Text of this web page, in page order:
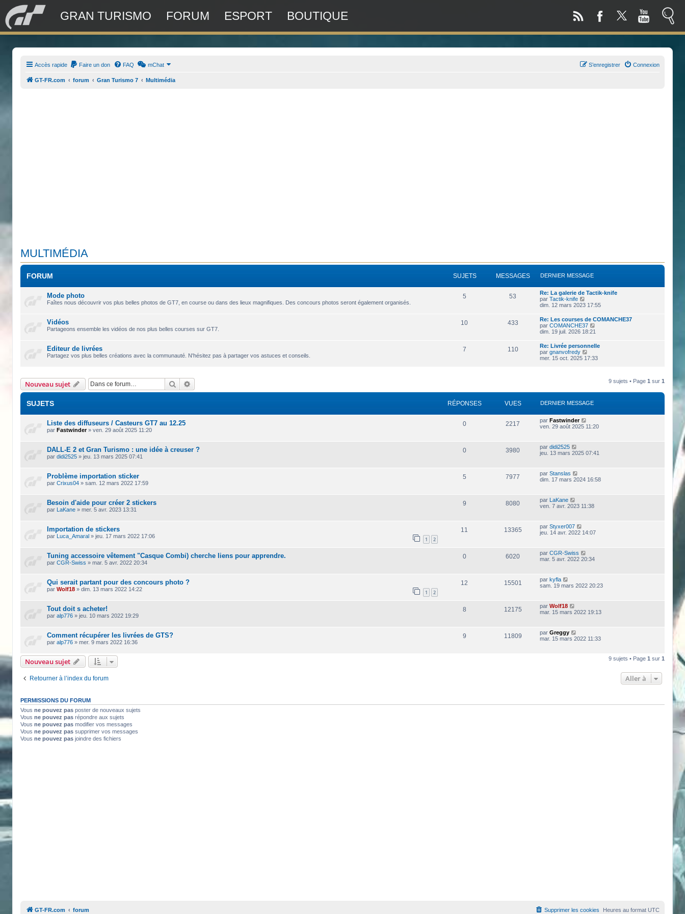
GRAN TURISMO FORUM ESPORT BOUTIQUE
Accès rapide Faire un don FAQ mChat Connexion
S’enregistrer
GT-FR.com forum Gran Turismo 7 Multimédia
MULTIMÉDIA
FORUM SUJETS MESSAGES DERNIER MESSAGE
Mode photo
Faîtes nous découvrir vos plus belles photos de GT7, en course ou dans des lieux magnifiques. Des concours photos seront également organisés.
5 53
Re: La galerie de Tactik-knife
par Tactik-knife
o
r
l
e
d
r
n
i
a
e
dim. 12 mars 2023 17:55
Vidéos
Partageons ensemble les vidéos de nos plus belles courses sur GT7.
10 433
Re: Les courses de COMANCHE37
par COMANCHE37
r
l
e
d
e
s
a
dim. 19 juil. 2026 18:21
Editeur de livrées
Partagez vos plus belles créations avec la communauté. N'hésitez pas à partager vos astuces et conseils.
7 110
Re: Livrée personnelle
par gnanvofredy
o
e
r
n
r
a
mer. 15 oct. 2025 17:33
Nouveau sujet Rechercher 9 sujets • Page 1 sur 1
SUJETS RÉPONSES VUES DERNIER MESSAGE
Liste des diffuseurs / Casteurs GT7 au 12.25
parFastwinder»ven. 29 août 2025 11:20
0 2217 par Fastwinder
ven. 29 août 2025 11:20
DALL-E 2 et Gran Turismo : une idée à creuser ?
pardidi2525 »jeu. 13 mars 2025 07:41
0 3980 par didi2525
jeu. 13 mars 2025 07:41
Problème importation sticker
parCrixus04 »sam. 12 mars 2022 17:59
5 7977 par Stanslas
dim. 17 mars 2024 16:58
Besoin d'aide pour créer 2 stickers
par LaKane »mer. 5 avr. 2023 13:31
9 8080 par LaKane
ven. 7 avr. 2023 11:38
Importation de stickers
par Luca_Amaral »jeu. 17 mars 2022 17:06 1 2
11 13365 par Styxer007
jeu. 14 avr. 2022 14:07
Tuning accessoire vêtement "Casque Combi) cherche liens pour apprendre.
parCGR-Swiss »mar. 5 avr. 2022 20:34
0 6020 par CGR-Swiss
mar. 5 avr. 2022 20:34
Qui serait partant pour des concours photo ?
parWolf18 »dim. 13 mars 2022 14:22 1 2
12 15501 par kyfla
sam. 19 mars 2022 20:23
Tout doit s acheter!
paralp776 »jeu. 10 mars 2022 19:29
8 12175 par Wolf18
mar. 15 mars 2022 19:13
Comment récupérer les livrées de GTS?
paralp776 »mer. 9 mars 2022 16:36
9 11809 par Greggy
mar. 15 mars 2022 11:33
Nouveau sujet 9 sujets • Page 1 sur 1
Retourner à l’index du forum Aller à
PERMISSIONS DU FORUM
Vousne pouvez pas poster de nouveaux sujets
Vousne pouvez pas répondre aux sujets
Vousne pouvez pas modifier vos messages
Vousne pouvez pas supprimer vos messages
Vousne pouvez pas joindre des fichiers
GT-FR.com forum Heures au format UTC
Supprimer les cookies